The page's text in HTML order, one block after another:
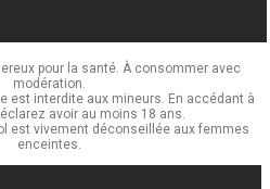
pour la santé. À consommer avec
modération.
est interdite aux mineurs. En accédant à
avoir au moins 18 ans.
est vivement déconseillée aux femmes
enceintes.